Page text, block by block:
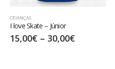
CRIANÇAS
I love Skate – Júnior
15,00€ – 30,00€